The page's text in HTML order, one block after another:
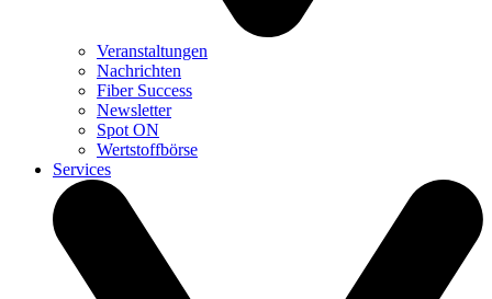
Veranstaltungen
Nachrichten
Fiber Success
Newsletter
Spot ON
Wertstoffbörse
Services